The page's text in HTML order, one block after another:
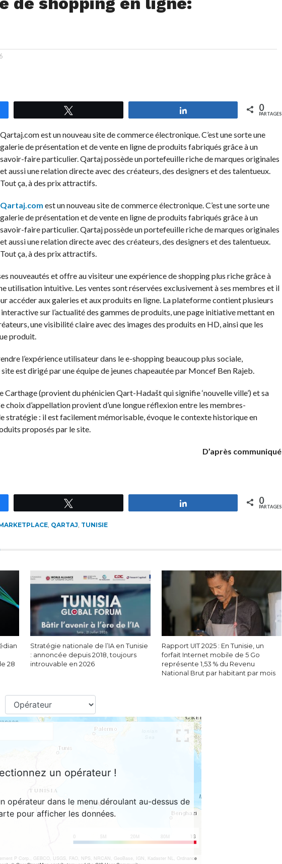
0
PARTAGES
Qartaj.com est un nouveau site de commerce électronique. C’est une sorte une
galerie de présentation et de vente en ligne de produits fabriqués grâce à un
savoir-faire particulier. Qartaj possède un portefeuille riche de marques originales
et aussi une relation directe avec des créateurs, des designers et des talentueux.
Tout ça, à des prix attractifs.
Qartaj.com est un nouveau site de commerce électronique. C’est une sorte une
galerie de présentation et de vente en ligne de produits fabriqués grâce à un
savoir-faire particulier. Qartaj possède un portefeuille riche de marques originales
et aussi une relation directe avec des créateurs, des designers et des talentueux.
Tout ça, à des prix attractifs.
nouveautés et offre au visiteur une expérience de shopping plus riche grâce à
utilisation intuitive. Les ventes sont réservées exclusivement à ses membres et il
accéder aux galeries et aux produits en ligne. La plateforme contient plusieurs
interactive sur l’actualité des gammes de produits, une page initiative mettant en
une visibilité claire avec des images des produits en HD, ainsi que les
produit.
l’expérience utilisateur dans le e-shopping beaucoup plus sociale,
est dirigé par une équipe de jeunes chapeautée par Moncef Ben Rajeb.
(provient du phénicien Qart-Hadašt qui signifie ‘nouvelle ville’) et sa
d’appellation provient d’une longue réflexion entre les membres-
stratégie : il est facilement mémorisable, évoque le contexte historique en
proposés par le site.
D’après communiqué
0
PARTAGES
, QARTAJ, TUNISIE
28
Stratégie nationale de l’IA en Tunisie
: annoncée depuis 2018, toujours
introuvable en 2026
Rapport UIT 2025 : En Tunisie, un
forfait Internet mobile de 5 Go
représente 1,53 % du Revenu
National Brut par habitant par mois